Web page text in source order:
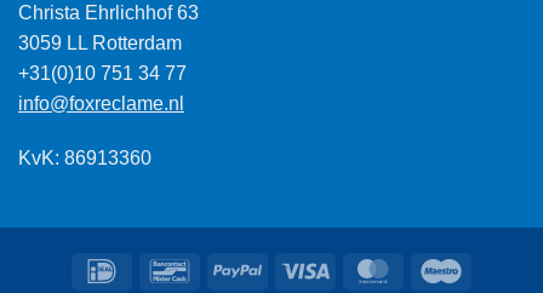
Christa Ehrlichhof 63
3059 LL Rotterdam
+31(0)10 751 34 77
info@foxreclame.nl
KvK: 86913360
IDeal BancontactPayPal Visa MasterCard